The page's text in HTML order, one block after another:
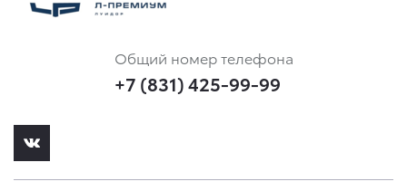
Общий номер телефона
+7 (831) 425-99-99